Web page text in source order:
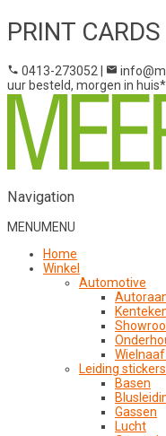
PRINT CARDS
0413-273052 |
uur besteld, morgen in huis*
Navigation
MENUMENU
Home
Winkel
Automotive
Leiding
Basen
Gassen
Lucht